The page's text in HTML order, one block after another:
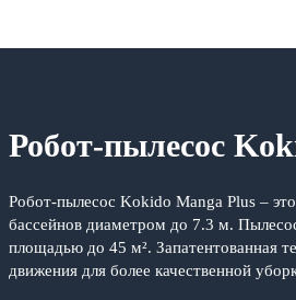
Робот-пылесос
Робот-пылесос Kokido Manga Plus –
бассейнов диаметром до 7.3 м.
площадью до 45 м². Запатентованная
движения для более качественной